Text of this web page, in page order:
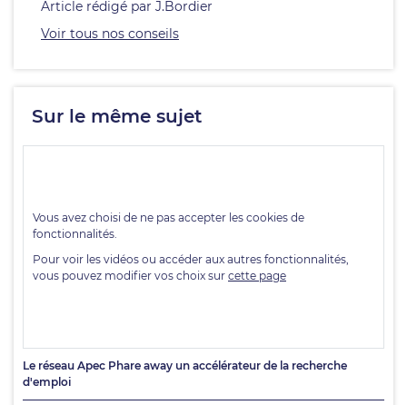
Article rédigé par J.Bordier
Voir tous nos conseils
Sur le même sujet
Le réseau Apec Phare away un accélérateur de la recherche
d'emploi